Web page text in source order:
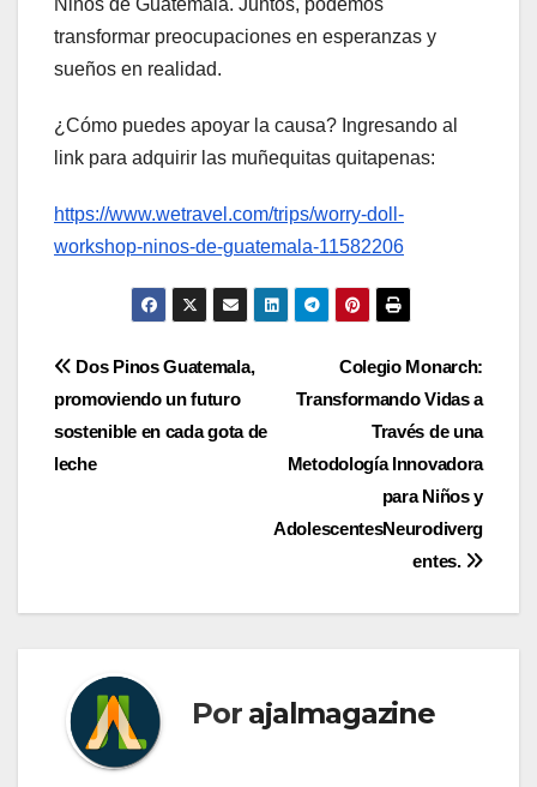
Niños de Guatemala. Juntos, podemos
transformar preocupaciones en esperanzas y
sueños en realidad.
¿Cómo puedes apoyar la causa? Ingresando al
link para adquirir las muñequitas quitapenas:
https://www.wetravel.com/trips/worry-doll-
workshop-ninos-de-guatemala-11582206
Navegación
de
entradas
Colegio Monarch:
Transformando Vidas a
Través de una
Metodología Innovadora
para Niños y
AdolescentesNeurodiverg
entes.
Dos Pinos Guatemala,
promoviendo un futuro
sostenible en cada gota de
leche
Por ajalmagazine